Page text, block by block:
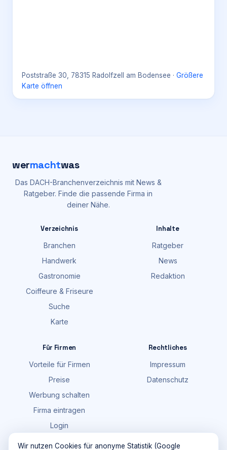
Poststraße 30, 78315 Radolfzell am Bodensee · Größere
Karte öffnen
wermachtwas
Das DACH-Branchenverzeichnis mit News &
Ratgeber. Finde die passende Firma in
deiner Nähe.
Verzeichnis
Branchen
Handwerk
Gastronomie
Coiffeure & Friseure
Suche
Karte
Inhalte
Ratgeber
News
Redaktion
Für Firmen
Vorteile für Firmen
Preise
Werbung schalten
Firma eintragen
Login
Rechtliches
Impressum
Datenschutz
Wir nutzen Cookies für anonyme Statistik (Google